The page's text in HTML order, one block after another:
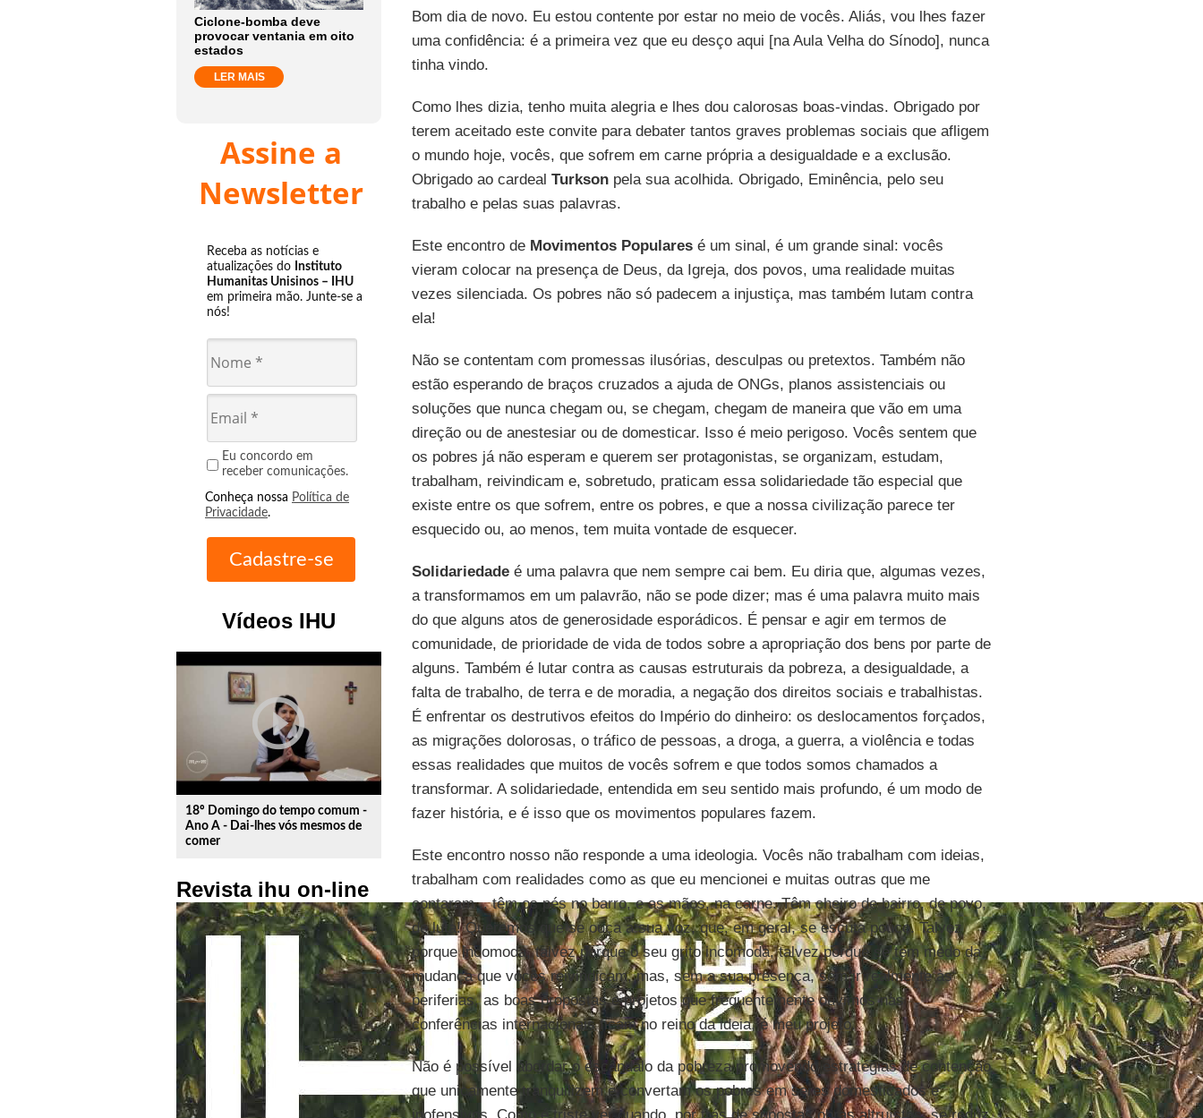
Ciclone-bomba deve
provocar ventania em oito
estados
LER MAIS
Assine a
Newsletter
Receba as notícias e
atualizações do Instituto
Humanitas Unisinos – IHU
em primeira mão. Junte-se a
nós!
Eu concordo em
receber comunicações.
Conheça nossa Política de
Privacidade.
Vídeos IHU
play_circle_outline
18º Domingo do tempo comum -
Ano A - Dai-lhes vós mesmos de
comer
Revista ihu on-line
Bom dia de novo. Eu estou contente por estar no meio de vocês. Aliás, vou lhes fazer
uma confidência: é a primeira vez que eu desço aqui [na Aula Velha do Sínodo], nunca
tinha vindo.
Como lhes dizia, tenho muita alegria e lhes dou calorosas boas-vindas. Obrigado por
terem aceitado este convite para debater tantos graves problemas sociais que afligem
o mundo hoje, vocês, que sofrem em carne própria a desigualdade e a exclusão.
Obrigado ao cardeal Turksonpela sua acolhida. Obrigado, Eminência, pelo seu
trabalho e pelas suas palavras.
Este encontro de Movimentos Popularesé um sinal, é um grande sinal: vocês
vieram colocar na presença de Deus, da Igreja, dos povos, uma realidade muitas
vezes silenciada. Os pobres não só padecem a injustiça, mas também lutam contra
ela!
Não se contentam com promessas ilusórias, desculpas ou pretextos. Também não
estão esperando de braços cruzados a ajuda de ONGs, planos assistenciais ou
soluções que nunca chegam ou, se chegam, chegam de maneira que vão em uma
direção ou de anestesiar ou de domesticar. Isso é meio perigoso. Vocês sentem que
os pobres já não esperam e querem ser protagonistas, se organizam, estudam,
trabalham, reivindicam e, sobretudo, praticam essa solidariedade tão especial que
existe entre os que sofrem, entre os pobres, e que a nossa civilização parece ter
esquecido ou, ao menos, tem muita vontade de esquecer.
Solidariedadeé uma palavra que nem sempre cai bem. Eu diria que, algumas vezes,
a transformamos em um palavrão, não se pode dizer; mas é uma palavra muito mais
do que alguns atos de generosidade esporádicos. É pensar e agir em termos de
comunidade, de prioridade de vida de todos sobre a apropriação dos bens por parte de
alguns. Também é lutar contra as causas estruturais da pobreza, a desigualdade, a
falta de trabalho, de terra e de moradia, a negação dos direitos sociais e trabalhistas.
É enfrentar os destrutivos efeitos do Império do dinheiro: os deslocamentos forçados,
as migrações dolorosas, o tráfico de pessoas, a droga, a guerra, a violência e todas
essas realidades que muitos de vocês sofrem e que todos somos chamados a
transformar. A solidariedade, entendida em seu sentido mais profundo, é um modo de
fazer história, e é isso que os movimentos populares fazem.
Este encontro nosso não responde a uma ideologia. Vocês não trabalham com ideias,
trabalham com realidades como as que eu mencionei e muitas outras que me
contaram... têm os pés no barro, e as mãos, na carne. Têm cheiro de bairro, de povo,
de luta! Queremos que se ouça a sua voz, que, em geral, se escuta pouco. Talvez
porque incomoda, talvez porque o seu grito incomoda, talvez porque se tem medo da
mudança que vocês reivindicam, mas, sem a sua presença, sem ir realmente às
periferias, as boas propostas e projetos que frequentemente ouvimos nas
conferências internacionais ficam no reino da ideia, é meu projeto.
Não é possível abordar o escândalo da pobreza promovendo estratégias de contenção
que unicamente tranquilizem e convertam os pobres em seres domesticados e